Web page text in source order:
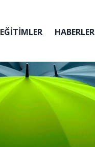
EĞİTİMLER HABERLER